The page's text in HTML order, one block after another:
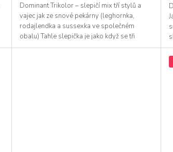
z
5
hvězdiček.
Dominant Trikolor – slepičí mix tří stylů a
vajec jak ze snové pekárny (leghornka,
rodajlendka a sussexka ve společném
obalu) Tahle slepička je jako když se tři
výborný...
z
5